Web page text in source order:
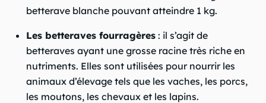
betterave blanche pouvant atteindre 1 kg.
Les betteraves fourragères : il s’agit de
betteraves ayant une grosse racine très riche en
nutriments. Elles sont utilisées pour nourrir les
animaux d’élevage tels que les vaches, les porcs,
les moutons, les chevaux et les lapins.